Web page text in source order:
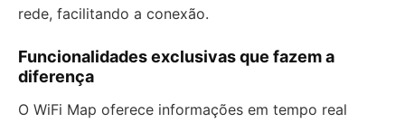
rede, facilitando a conexão.
Funcionalidades exclusivas que fazem a
diferença
O WiFi Map oferece informações em tempo real